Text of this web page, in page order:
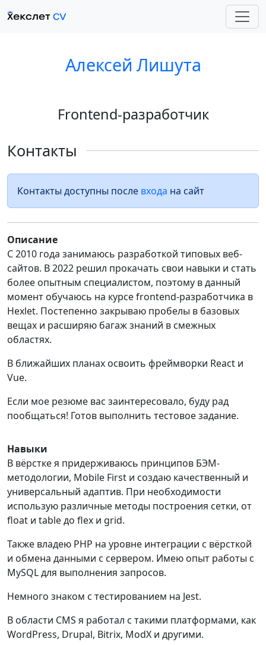
Алексей Лишута
Frontend-разработчик
Контакты
Контакты доступны после входа на сайт
Описание
С 2010 года занимаюсь разработкой типовых веб-
сайтов. В 2022 решил прокачать свои навыки и стать
более опытным специалистом, поэтому в данный
момент обучаюсь на курсе frontend-разработчика в
Hexlet. Постепенно закрываю пробелы в базовых
вещах и расширяю багаж знаний в смежных
областях.
В ближайших планах освоить фреймворки React и
Vue.
Если мое резюме вас заинтересовало, буду рад
пообщаться! Готов выполнить тестовое задание.
Навыки
В вёрстке я придерживаюсь принципов БЭМ-
методологии, Mobile First и создаю качественный и
универсальный адаптив. При необходимости
использую различные методы построения сетки, от
float и table до flex и grid.
Также владею PHP на уровне интеграции с вёрсткой
и обмена данными с сервером. Имею опыт работы с
MySQL для выполнения запросов.
Немного знаком с тестированием на Jest.
В области CMS я работал с такими платформами, как
WordPress, Drupal, Bitrix, ModX и другими.